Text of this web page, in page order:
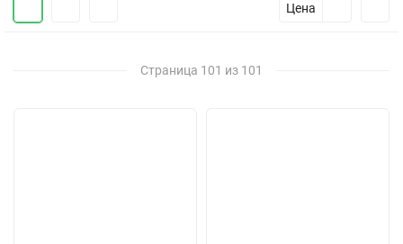
Цена
Страница 101 из 101